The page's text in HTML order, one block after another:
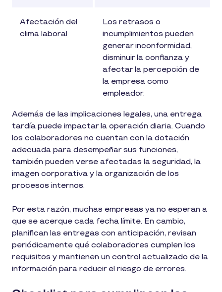
Afectación del
clima laboral
Los retrasos o
incumplimientos pueden
generar inconformidad,
disminuir la confianza y
afectar la percepción de
la empresa como
empleador.
Además de las implicaciones legales, una entrega
tardía puede impactar la operación diaria. Cuando
los colaboradores no cuentan con la dotación
adecuada para desempeñar sus funciones,
también pueden verse afectadas la seguridad, la
imagen corporativa y la organización de los
procesos internos.
Por esta razón, muchas empresas ya no esperan a
que se acerque cada fecha límite. En cambio,
planifican las entregas con anticipación, revisan
periódicamente qué colaboradores cumplen los
requisitos y mantienen un control actualizado de la
información para reducir el riesgo de errores.